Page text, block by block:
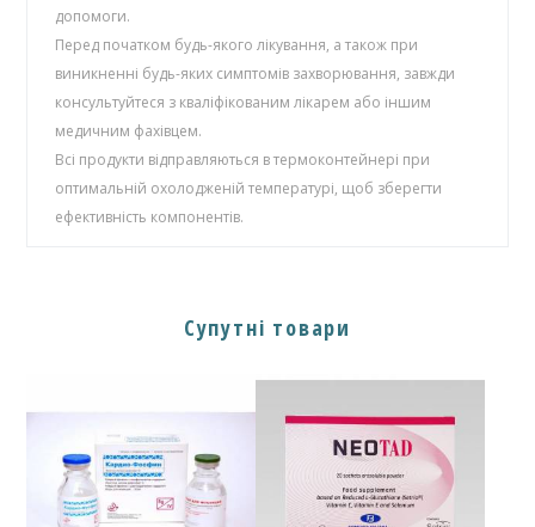
допомоги.
Перед початком будь-якого лікування, а також при
виникненні будь-яких симптомів захворювання, завжди
консультуйтеся з кваліфікованим лікарем або іншим
медичним фахівцем.
Всі продукти відправляються в термоконтейнері при
оптимальній охолодженій температурі, щоб зберегти
ефективність компонентів.
Супутні товари